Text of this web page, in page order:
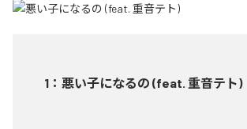
1 ： 悪い子になるの (feat. 重音テト)